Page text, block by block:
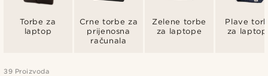
Torbe za
laptop
Crne torbe za
prijenosna
računala
Zelene torbe
za laptope
Plave
za
39 Proizvoda